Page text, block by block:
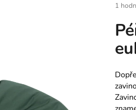
je
z
1